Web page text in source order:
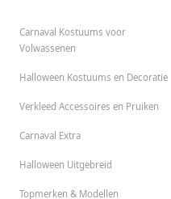
Carnaval Kostuums voor
Volwassenen
Halloween Kostuums en Decoratie
Verkleed Accessoires en Pruiken
Carnaval Extra
Halloween Uitgebreid
Topmerken & Modellen